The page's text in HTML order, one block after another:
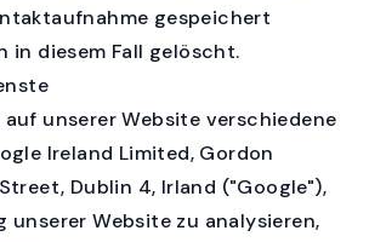
gespeichert
in diesem Fall gelöscht.
unserer Website verschiedene
Ireland Limited, Gordon
Dublin 4, Irland ("Google"),
unserer Website zu analysieren,